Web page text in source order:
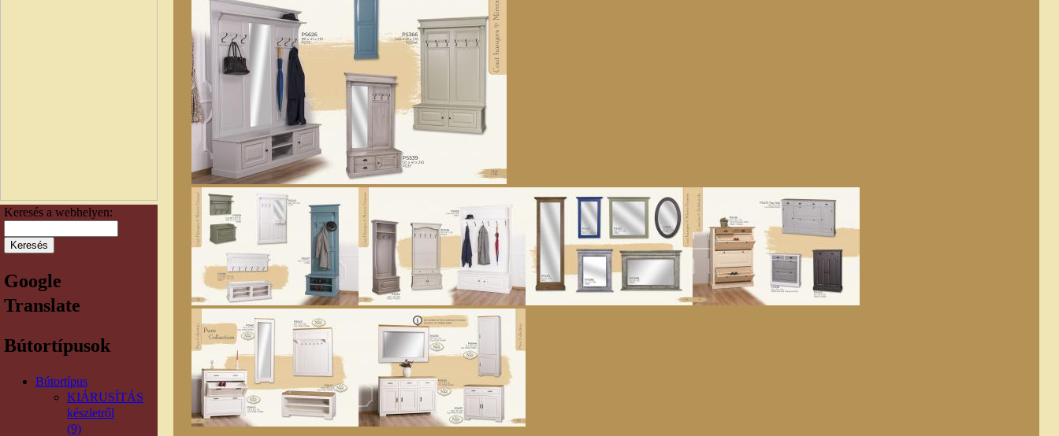
Keresés a webhelyen:
Google
Translate
Bútortípusok
Bútortípus
KIÁRUSÍTÁS
készletről
(9)